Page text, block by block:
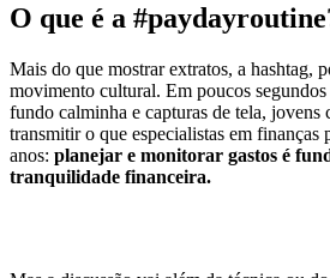
O que é a
Mais do que mostrar extratos, a hashtag,
movimento cultural. Em poucos
fundo calminha e capturas de tela, jovens
transmitir o que especialistas em finanças
anos: planejar e monitorar gastos é
tranquilidade financeira.